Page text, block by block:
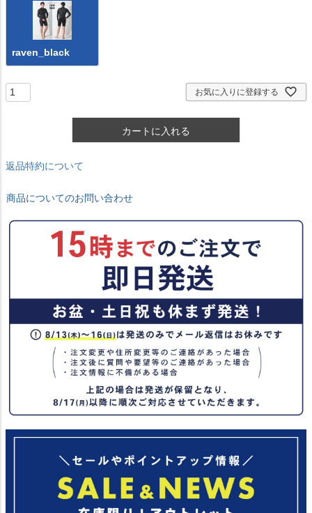
raven_black
お気に入りに登録する
カートに入れる
返品特約について
商品についてのお問い合わせ